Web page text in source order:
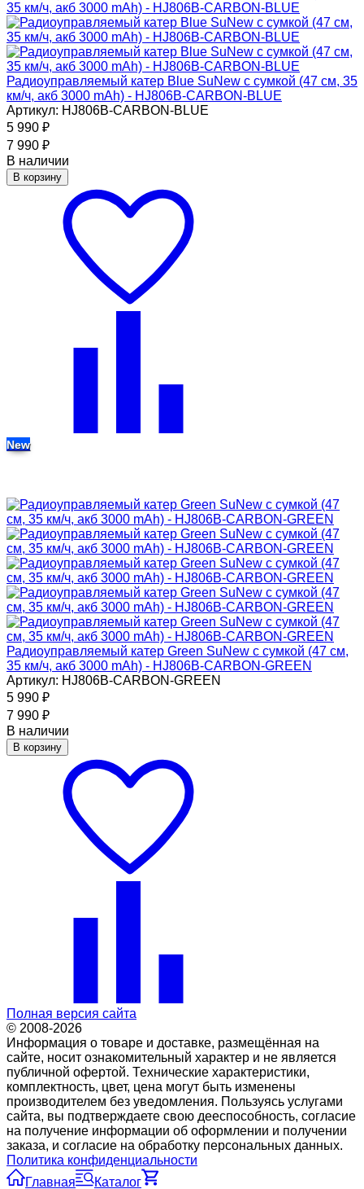
Радиоуправляемый катер Blue SuNew с сумкой (47 см, 35
км/ч, акб 3000 mAh) - HJ806B-CARBON-BLUE
Артикул: HJ806B-CARBON-BLUE
5 990 ₽
7 990 ₽
В наличии
В корзину
New
Радиоуправляемый катер Green SuNew с сумкой (47 см,
35 км/ч, акб 3000 mAh) - HJ806B-CARBON-GREEN
Артикул: HJ806B-CARBON-GREEN
5 990 ₽
7 990 ₽
В наличии
В корзину
Полная версия сайта
© 2008-2026
Информация о товаре и доставке, размещённая на
сайте, носит ознакомительный характер и не является
публичной офертой. Технические характеристики,
комплектность, цвет, цена могут быть изменены
производителем без уведомления. Пользуясь услугами
сайта, вы подтверждаете свою дееспособность, согласие
на получение информации об оформлении и получении
заказа, и согласие на обработку персональных данных.
Политика конфиденциальности
Главная
Каталог